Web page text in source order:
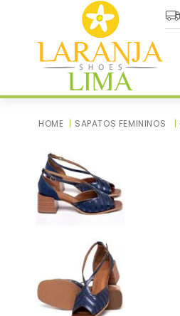
SAPATOS FEMININOS